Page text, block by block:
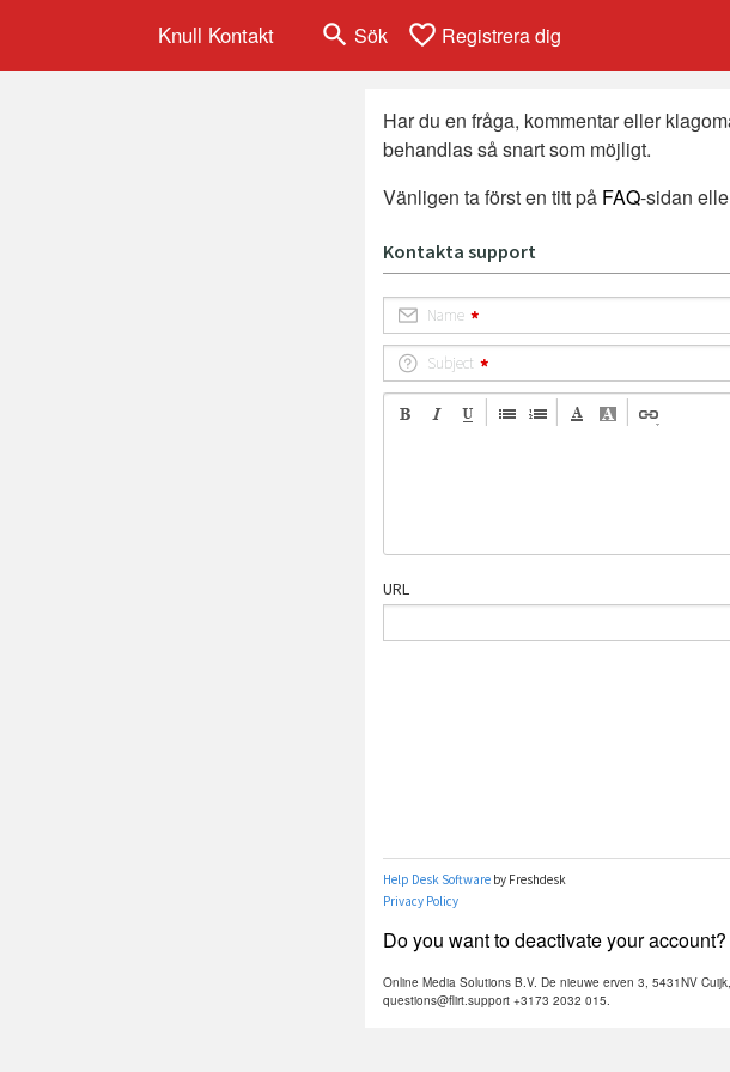
Knull Kontakt search Sök favorite_border Registrera dig
Har du en fråga, kommentar eller
behandlas så snart som möjligt.
Vänligen ta först en titt på FAQ-sidan
Do you want to deactivate your
Online Media Solutions B.V. De nieuwe erven 3, 5431NV
questions@flirt.support +3173 2032 015.